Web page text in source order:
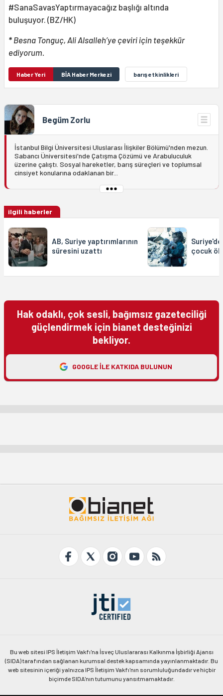
#SanaSavasYaptırmayacağız başlığı altında
buluşuyor. (BZ/HK)
* Besna Tonguç, Ali Alsalleh’ye çeviri için teşekkür
ediyorum.
Haber Yeri BİA Haber Merkezi barış etkinlikleri
Begüm Zorlu
İstanbul Bilgi Üniversitesi Uluslarası İlişkiler Bölümü'nden mezun.
Sabancı Üniversitesi'nde Çatışma Çözümü ve Arabuluculuk
üzerine çalıştı. Sosyal hareketler, barış süreçleri ve toplumsal
cinsiyet konularına odaklanan bir...
ilgili haberler
AB, Suriye yaptırımlarının
süresini uzattı
Suriye'de
çocuk
Hak odaklı, çok sesli, bağımsız gazeteciliği
güçlendirmek için bianet desteğinizi
bekliyor.
GOOGLE ILE KATKIDA BULUNUN
Bu web sitesi IPS İletişim Vakfı'na İsveç Uluslararası Kalkınma İşbirliği Ajansı
(SIDA) tarafından sağlanan kurumsal destek kapsamında yayınlanmaktadır. Bu
web sitesinin içeriği yalnızca IPS İletişim Vakfı'nın sorumluluğundadır ve hiçbir
biçimde SIDA'nın tutumunu yansıtmamaktadır.